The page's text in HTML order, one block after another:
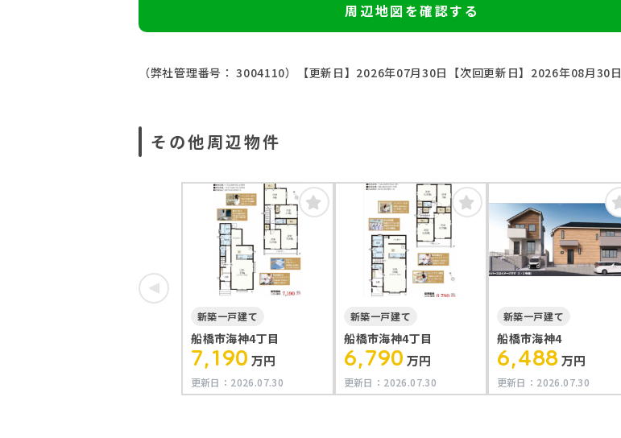
周辺地図を確認する
（弊社管理番号： 3004110） 【更新日】2026年07月30日 【次回更新日】2026年08月30日
その他周辺物件
新築一戸建て
船橋市海神4丁目
7,190万円
更新日： 2026.07.30
新築一戸建て
船橋市海神4丁目
6,790万円
更新日： 2026.07.30
新築一戸建て
船橋市海神4
6,488万円
更新日： 2026.07.30